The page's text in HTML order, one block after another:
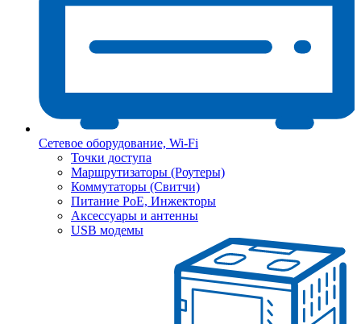
Сетевое оборудование, Wi-Fi
Точки доступа
Маршрутизаторы (Роутеры)
Коммутаторы (Свитчи)
Питание PoE, Инжекторы
Аксессуары и антенны
USB модемы